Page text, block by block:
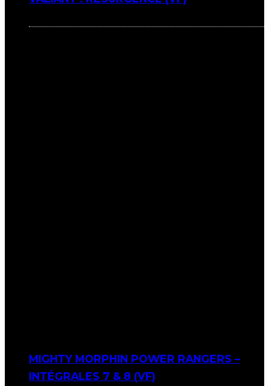
MIGHTY MORPHIN POWER RANGERS –
INTÉGRALES 7 & 8 (VF)